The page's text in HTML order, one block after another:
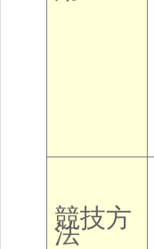
競技方
法